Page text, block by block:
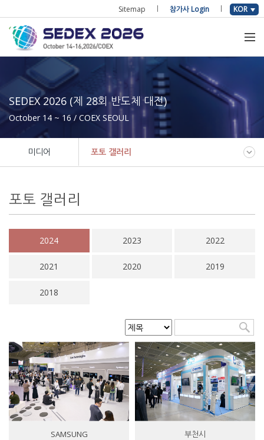
Sitemap 참가사 Login KOR
SEDEX 2026 (제 28회 반도체 대전)
October 14 ~ 16 / COEX SEOUL
미디어 포토 갤러리
포토 갤러리
2024 2023 2022
2021 2020 2019
2018
SAMSUNG 부천시